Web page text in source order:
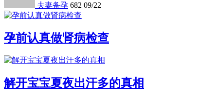
夫妻备孕 682 09/22
孕前认真做肾病检查
解开宝宝夏夜出汗多的真相